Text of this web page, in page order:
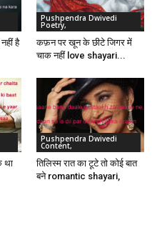
है
Pushpendra Dwivedi
Poetry,
कफ़न पर खून के छीटे जिगर में
चाक नहीं love shayari...
था
Pushpendra Dwivedi
Content,
तिलिस्म रात का टूटे तो कोई बात
बने romantic shayari,